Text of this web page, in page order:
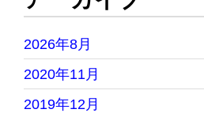
2026年8月
2020年11月
2019年12月